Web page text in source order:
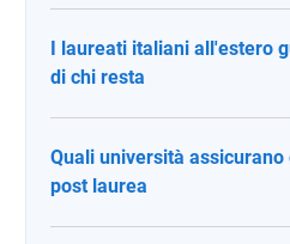
I laureati italiani all'estero
di chi resta
Quali università
post laurea